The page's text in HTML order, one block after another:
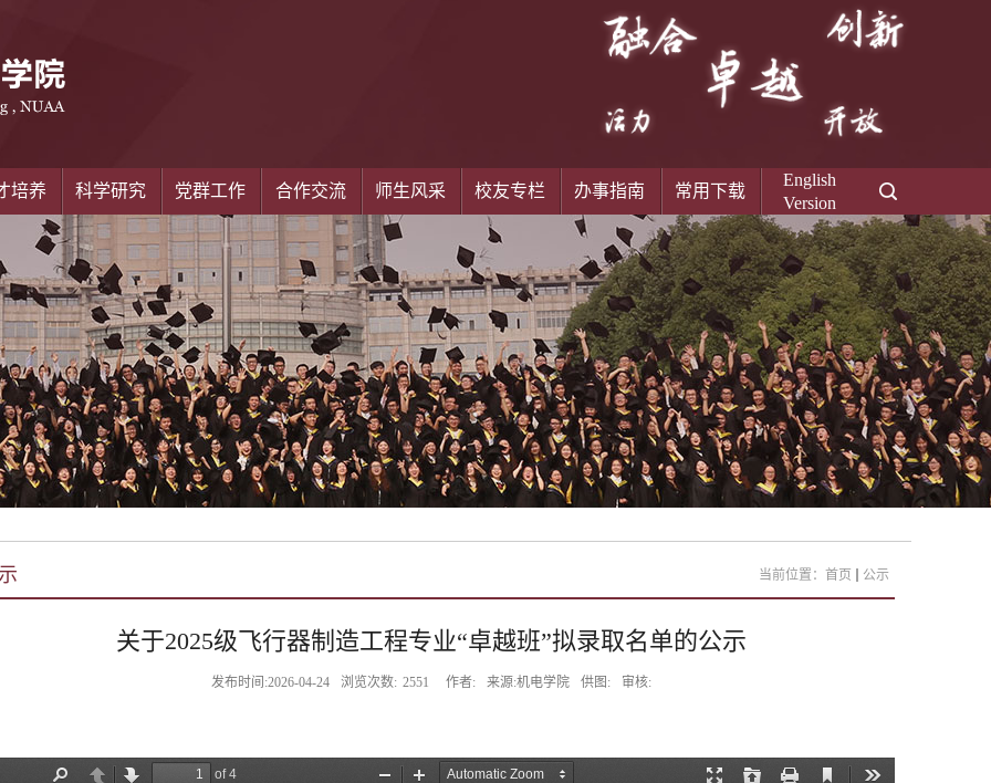
培养 科学研究 党群工作 合作交流 师生风采 校友专栏 办事指南 常用下载
English
Version
当前位置： 首页 公示
关于2025级飞行器制造工程专业“卓越班”拟录取名单的公示
发布时间:2026-04-24 浏览次数: 2551 作者: 来源:机电学院 供图: 审核: